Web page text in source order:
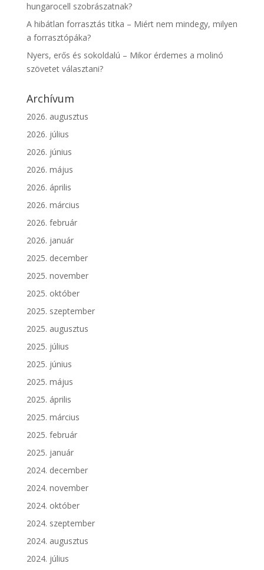
hungarocell szobrászatnak?
A hibátlan forrasztás titka – Miért nem mindegy, milyen
a forrasztópáka?
Nyers, erős és sokoldalú – Mikor érdemes a molinó
szövetet választani?
Archívum
2026. augusztus
2026. július
2026. június
2026. május
2026. április
2026. március
2026. február
2026. január
2025. december
2025. november
2025. október
2025. szeptember
2025. augusztus
2025. július
2025. június
2025. május
2025. április
2025. március
2025. február
2025. január
2024. december
2024. november
2024. október
2024. szeptember
2024. augusztus
2024. július